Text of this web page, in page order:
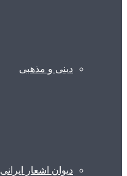
دینی و مذهبی
دیوان اشعار ایرانی